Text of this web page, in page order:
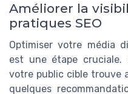
Améliorer la
pratiques SEO
Optimiser votre média
est une étape cruciale.
votre public cible trouve
quelques